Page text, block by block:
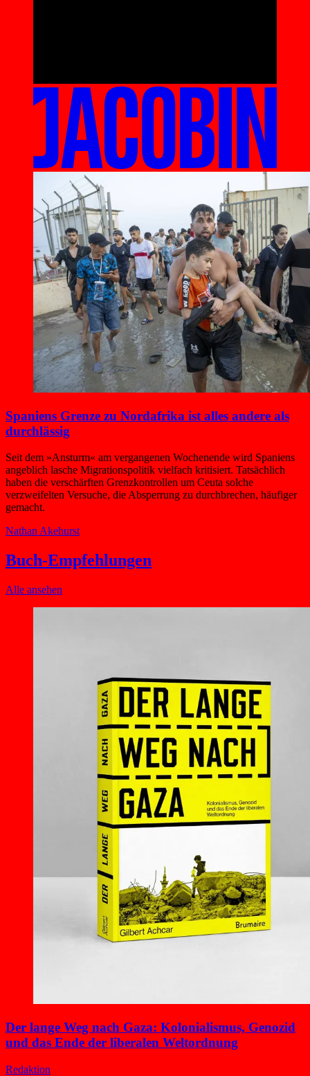
Spaniens Grenze zu Nordafrika ist alles andere als
durchlässig
Seit dem »Ansturm« am vergangenen Wochenende wird Spaniens
angeblich lasche Migrationspolitik vielfach kritisiert. Tatsächlich
haben die verschärften Grenzkontrollen um Ceuta solche
verzweifelten Versuche, die Absperrung zu durchbrechen, häufiger
gemacht.
Nathan Akehurst
Buch-Empfehlungen
Alle ansehen
Der lange Weg nach Gaza: Kolonialismus, Genozid
und das Ende der liberalen Weltordnung
Redaktion